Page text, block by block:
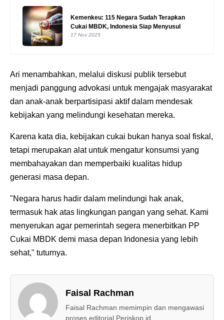
Kemenkeu: 115 Negara Sudah Terapkan
Cukai MBDK, Indonesia Siap Menyusul
17 Nov 2025
Ari menambahkan, melalui diskusi publik tersebut
menjadi panggung advokasi untuk mengajak masyarakat
dan anak-anak berpartisipasi aktif dalam mendesak
kebijakan yang melindungi kesehatan mereka.
Karena kata dia, kebijakan cukai bukan hanya soal fiskal,
tetapi merupakan alat untuk mengatur konsumsi yang
membahayakan dan memperbaiki kualitas hidup
generasi masa depan.
"Negara harus hadir dalam melindungi hak anak,
termasuk hak atas lingkungan pangan yang sehat. Kami
menyerukan agar pemerintah segera menerbitkan PP
Cukai MBDK demi masa depan Indonesia yang lebih
sehat," tuturnya.
Faisal Rachman
Faisal Rachman memimpin dan mengawasi
proses editorial Periskop.id.